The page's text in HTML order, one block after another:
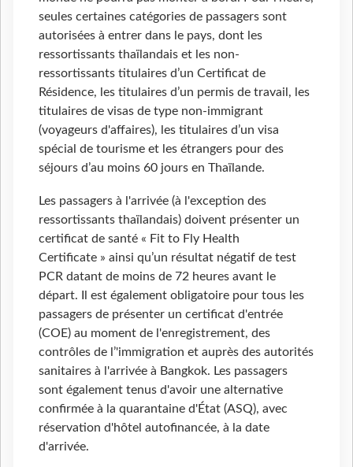
seules certaines catégories de passagers sont
autorisées à entrer dans le pays, dont les
ressortissants thaïlandais et les non-
ressortissants titulaires d’un Certificat de
Résidence, les titulaires d’un permis de travail, les
titulaires de visas de type non-immigrant
(voyageurs d'affaires), les titulaires d’un visa
spécial de tourisme et les étrangers pour des
séjours d’au moins 60 jours en Thaïlande.
Les passagers à l'arrivée (à l'exception des
ressortissants thaïlandais) doivent présenter un
certificat de santé « Fit to Fly Health
Certificate » ainsi qu’un résultat négatif de test
PCR datant de moins de 72 heures avant le
départ. Il est également obligatoire pour tous les
passagers de présenter un certificat d'entrée
(COE) au moment de l'enregistrement, des
contrôles de l’'immigration et auprès des autorités
sanitaires à l'arrivée à Bangkok. Les passagers
sont également tenus d'avoir une alternative
confirmée à la quarantaine d'État (ASQ), avec
réservation d'hôtel autofinancée, à la date
d'arrivée.